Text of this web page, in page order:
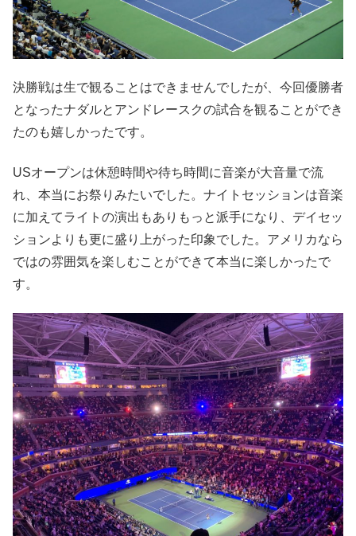
決勝戦は生で観ることはできませんでしたが、今回優勝者
となったナダルとアンドレースクの試合を観ることができ
たのも嬉しかったです。
USオープンは休憩時間や待ち時間に音楽が大音量で流
れ、本当にお祭りみたいでした。ナイトセッションは音楽
に加えてライトの演出もありもっと派手になり、デイセッ
ションよりも更に盛り上がった印象でした。アメリカなら
ではの雰囲気を楽しむことができて本当に楽しかったで
す。